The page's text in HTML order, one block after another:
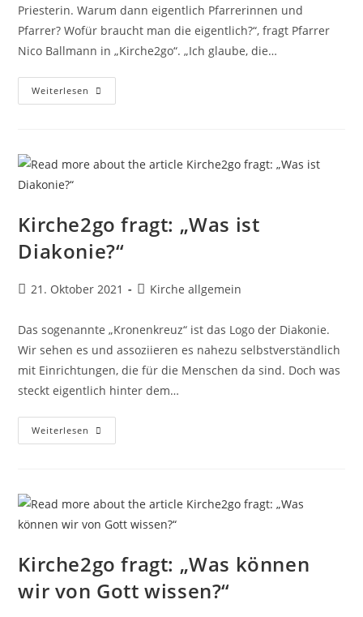
Priesterin. Warum dann eigentlich Pfarrerinnen und
Pfarrer? Wofür braucht man die eigentlich?“, fragt Pfarrer
Nico Ballmann in „Kirche2go“. „Ich glaube, die…
Weiterlesen Kirche2go
Fragt:
Und
Pfarrer?
Kirche2go fragt: „Was ist
Diakonie?“
Beitrag
21. Oktober 2021
Beitrags-
Kirche allgemein
Das sogenannte „Kronenkreuz“ ist das Logo der Diakonie.
Wir sehen es und assoziieren es nahezu selbstverständlich
mit Einrichtungen, die für die Menschen da sind. Doch was
steckt eigentlich hinter dem…
Weiterlesen Kirche2go
Fragt:
Kirche2go fragt: „Was können
wir von Gott wissen?“